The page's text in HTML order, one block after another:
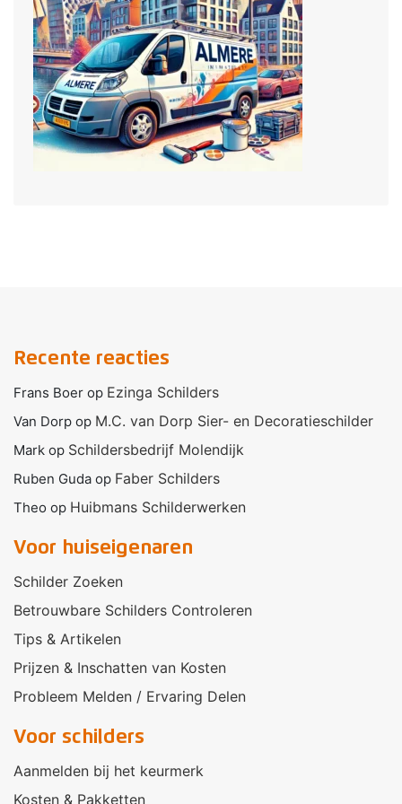
Recente reacties
Frans Boer op Ezinga Schilders
Van Dorp op M.C. van Dorp Sier- en Decoratieschilder
Mark op Schildersbedrijf Molendijk
Ruben Guda op Faber Schilders
Theo op Huibmans Schilderwerken
Voor huiseigenaren
Schilder Zoeken
Betrouwbare Schilders Controleren
Tips & Artikelen
Prijzen & Inschatten van Kosten
Probleem Melden / Ervaring Delen
Voor schilders
Aanmelden bij het keurmerk
Kosten & Pakketten